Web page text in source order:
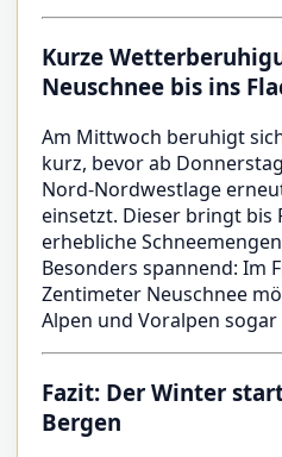
Kurze
Neuschnee bis ins
Am Mittwoch beruhigt
kurz, bevor ab
Nord-Nordwestlage
einsetzt. Dieser bringt bis
erhebliche
Besonders spannend: Im
Zentimeter Neuschnee
Alpen und Voralpen sogar
Fazit: Der Winter
Bergen